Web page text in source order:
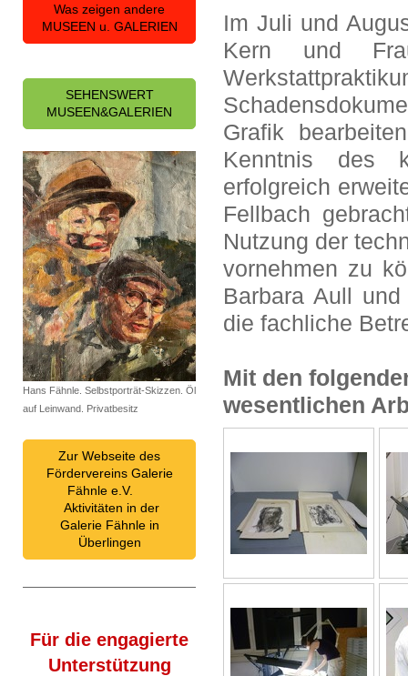
Im Juli und
Kern und
Grafik
Kenntnis des
erfolgreich
Fellbach
Nutzung der
vornehmen zu
Barbara Aull
die fachliche
Mit den
wesentlichen
Was zeigen andere
MUSEEN u. GALERIEN
SEHENSWERT
MUSEEN&GALERIEN
Hans Fähnle. Selbstporträt-Skizzen. Öl
auf Leinwand. Privatbesitz
Zur Webseite des
Fördervereins Galerie
Fähnle e.V.
Aktivitäten in der
Galerie Fähnle in
Überlingen
Für die engagierte
Unterstützung